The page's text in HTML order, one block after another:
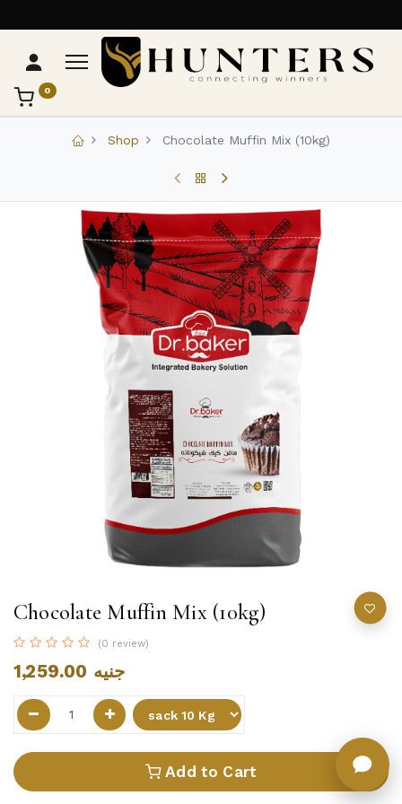
0
Shop Chocolate Muffin Mix (10kg)
Chocolate Muffin Mix (10kg)
(0 review)
1,259.00 جنيه
Add to Cart
تواصل مع Hunters
عادةً بنرد في دقائق